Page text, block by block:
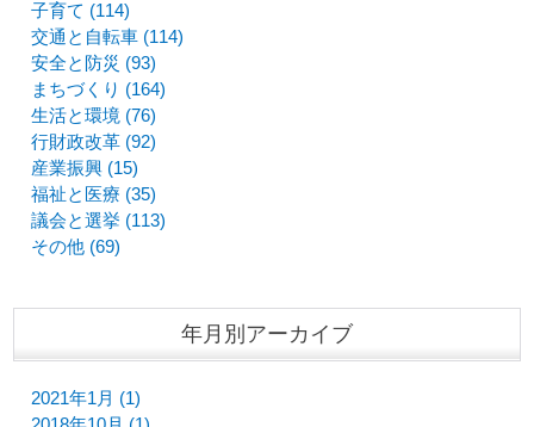
子育て (114)
交通と自転車 (114)
安全と防災 (93)
まちづくり (164)
生活と環境 (76)
行財政改革 (92)
産業振興 (15)
福祉と医療 (35)
議会と選挙 (113)
その他 (69)
年月別アーカイブ
2021年1月 (1)